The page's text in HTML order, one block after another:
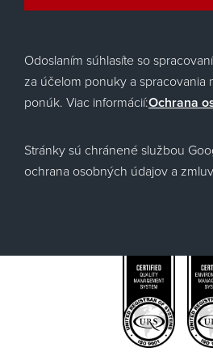
Odoslaním súhlasíte so
za účelom ponuky a spracovania
ponúk. Viac informácií:Ochrana
Stránky sú chránené službou
ochrana osobných údajov a